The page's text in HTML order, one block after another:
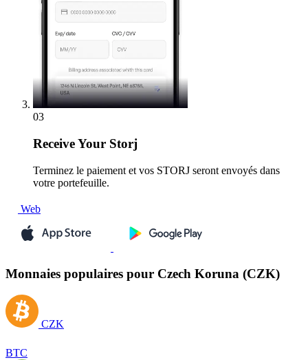
03
ReceiveYour Storj
Terminez le paiement et vos STORJ seront envoyés dans
votre portefeuille.
Web
Monnaies populaires pour Czech Koruna (CZK)
CZK
BTC